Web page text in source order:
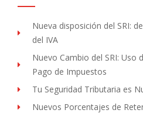
Nueva disposición del SRI:
del IVA
Nuevo Cambio del SRI: Uso
Pago de Impuestos
Tu Seguridad Tributaria es
Nuevos Porcentajes de